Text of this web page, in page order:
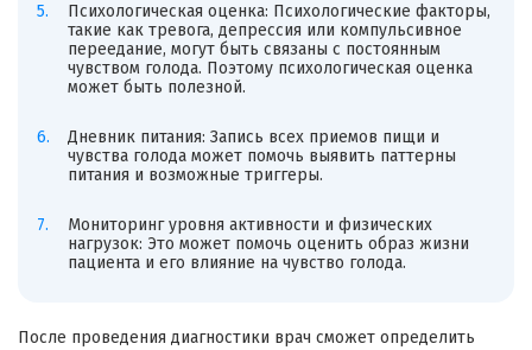
Психологическая оценка: Психологические факторы,
такие как тревога, депрессия или компульсивное
переедание, могут быть связаны с постоянным
чувством голода. Поэтому психологическая оценка
может быть полезной.
Дневник питания: Запись всех приемов пищи и
чувства голода может помочь выявить паттерны
питания и возможные триггеры.
Мониторинг уровня активности и физических
нагрузок: Это может помочь оценить образ жизни
пациента и его влияние на чувство голода.
После проведения диагностики врач сможет определить